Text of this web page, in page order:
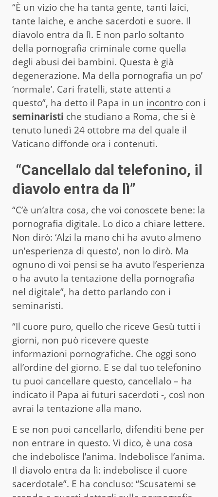
“È un vizio che ha tanta gente, tanti laici,
tante laiche, e anche sacerdoti e suore. Il
diavolo entra da lì. E non parlo soltanto
della pornografia criminale come quella
degli abusi dei bambini. Questa è già
degenerazione. Ma della pornografia un po’
‘normale’. Cari fratelli, state attenti a
questo”, ha detto il Papa in un incontro con i
seminaristi che studiano a Roma, che si è
tenuto lunedì 24 ottobre ma del quale il
Vaticano diffonde ora i contenuti.
“Cancellalo dal telefonino, il
diavolo entra da lì”
“C’è un’altra cosa, che voi conoscete bene: la
pornografia digitale. Lo dico a chiare lettere.
Non dirò: ‘Alzi la mano chi ha avuto almeno
un’esperienza di questo’, non lo dirò. Ma
ognuno di voi pensi se ha avuto l’esperienza
o ha avuto la tentazione della pornografia
nel digitale”, ha detto parlando con i
seminaristi.
“Il cuore puro, quello che riceve Gesù tutti i
giorni, non può ricevere queste
informazioni pornografiche. Che oggi sono
all’ordine del giorno. E se dal tuo telefonino
tu puoi cancellare questo, cancellalo – ha
indicato il Papa ai futuri sacerdoti -, così non
avrai la tentazione alla mano.
E se non puoi cancellarlo, difenditi bene per
non entrare in questo. Vi dico, è una cosa
che indebolisce l’anima. Indebolisce l’anima.
Il diavolo entra da lì: indebolisce il cuore
sacerdotale”. E ha concluso: “Scusatemi se